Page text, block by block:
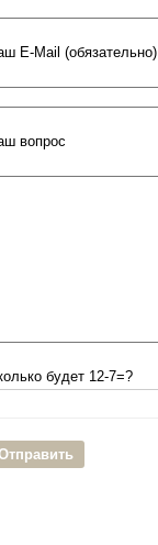
E-Mail (обязательно)
вопрос
будет 12-7=?